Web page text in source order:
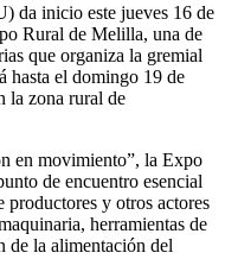
da inicio este jueves 16 de
Rural de Melilla, una de
que organiza la gremial
hasta el domingo 19 de
la zona rural de
en movimiento”, la Expo
de encuentro esencial
productores y otros actores
herramientas de
de la alimentación del